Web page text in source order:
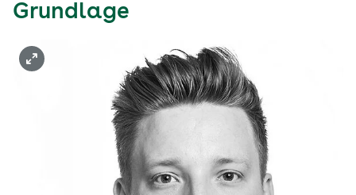
Grundlage